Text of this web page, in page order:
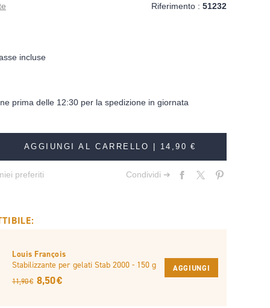
Riferimento : 51232
incluse
prima delle 12:30 per la spedizione in giornata
AGGIUNGI AL CARRELLO | 14,90 €
preferiti Condividi ➔
Louis François
Stabilizzante per gelati Stab 2000 - 150 g
11,90 € 8,50 €
AGGIUNGI